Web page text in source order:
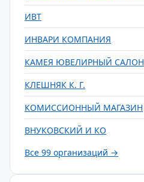
ИВТ
ИНВАРИ КОМПАНИЯ
КАМЕЯ ЮВЕЛИРНЫЙ САЛОН
КЛЕШНЯК К. Г.
КОМИССИОННЫЙ МАГАЗИН
ВНУКОВСКИЙ И КО
Все 99 организаций →